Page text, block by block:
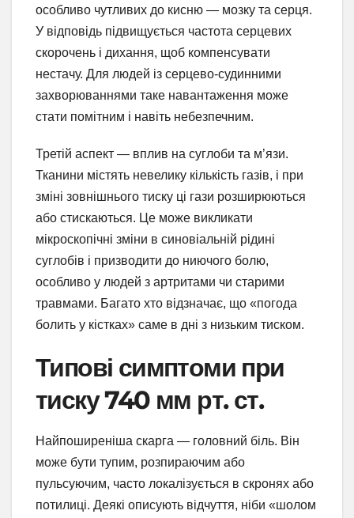
особливо чутливих до кисню — мозку та серця.
У відповідь підвищується частота серцевих
скорочень і дихання, щоб компенсувати
нестачу. Для людей із серцево-судинними
захворюваннями таке навантаження може
стати помітним і навіть небезпечним.
Третій аспект — вплив на суглоби та м’язи.
Тканини містять невелику кількість газів, і при
зміні зовнішнього тиску ці гази розширюються
або стискаються. Це може викликати
мікроскопічні зміни в синовіальній рідині
суглобів і призводити до ниючого болю,
особливо у людей з артритами чи старими
травмами. Багато хто відзначає, що «погода
болить у кістках» саме в дні з низьким тиском.
Типові симптоми при
тиску 740 мм рт. ст.
Найпоширеніша скарга — головний біль. Він
може бути тупим, розпираючим або
пульсуючим, часто локалізується в скронях або
потилиці. Деякі описують відчуття, ніби «шолом